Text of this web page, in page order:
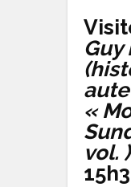
Guy
«
vol. )